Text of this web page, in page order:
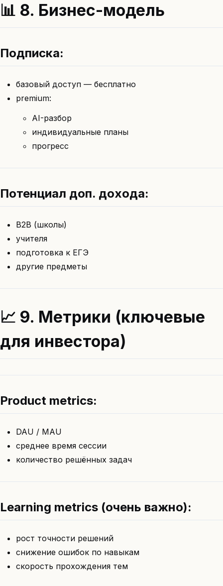
📊 8. Бизнес-модель
Подписка:
базовый доступ — бесплатно
premium:
AI-разбор
индивидуальные планы
прогресс
Потенциал доп. дохода:
B2B (школы)
учителя
подготовка к ЕГЭ
другие предметы
📈 9. Метрики (ключевые
для инвестора)
Product metrics:
DAU / MAU
среднее время сессии
количество решённых задач
Learning metrics (очень важно):
рост точности решений
снижение ошибок по навыкам
скорость прохождения тем